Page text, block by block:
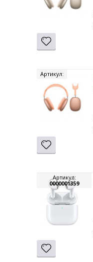
Артикул:
Артикул:
0000001359